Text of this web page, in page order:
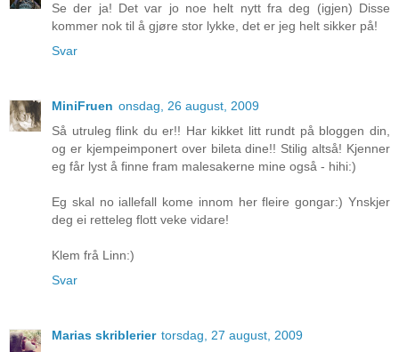
Se der ja! Det var jo noe helt nytt fra deg (igjen) Disse
kommer nok til å gjøre stor lykke, det er jeg helt sikker på!
Svar
MiniFruen onsdag, 26 august, 2009
Så utruleg flink du er!! Har kikket litt rundt på bloggen din,
og er kjempeimponert over bileta dine!! Stilig altså! Kjenner
eg får lyst å finne fram malesakerne mine også - hihi:)
Eg skal no iallefall kome innom her fleire gongar:) Ynskjer
deg ei retteleg flott veke vidare!
Klem frå Linn:)
Svar
Marias skriblerier torsdag, 27 august, 2009